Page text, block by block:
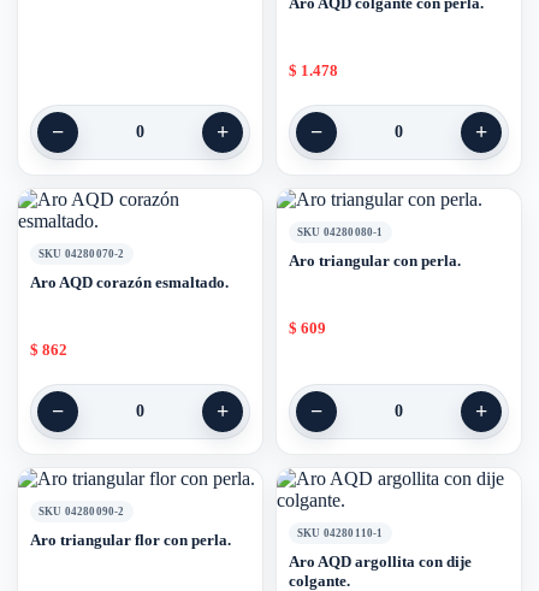
− 0 +
$ 1.478
− 0 +
SKU 04280070-2
Aro AQD corazón esmaltado.
$ 862
− 0 +
SKU 04280080-1
Aro triangular con perla.
$ 609
− 0 +
SKU 04280090-2
Aro triangular flor con perla. SKU 04280110-1
Aro AQD argollita con dije
colgante.